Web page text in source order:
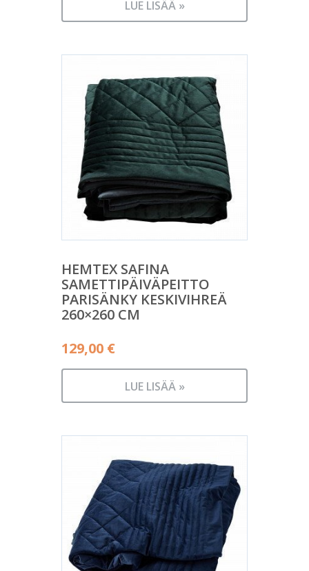
LUE LISÄÄ »
HEMTEX SAFINA
SAMETTIPÄIVÄPEITTO
PARISÄNKY KESKIVIHREÄ
260×260 CM
129,00 €
LUE LISÄÄ »